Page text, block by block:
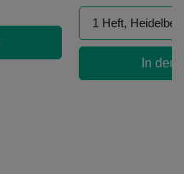
In den